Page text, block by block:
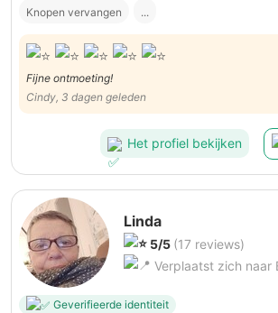
Knopen vervangen ...
Fijne ontmoeting!
Cindy, 3 dagen geleden
Het profiel bekijken
Linda
5/5 (17 reviews)
Verplaatst zich naar
Geverifieerde identiteit